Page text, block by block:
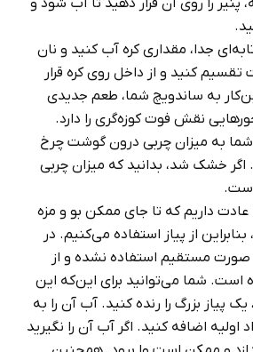
جدا، مقداری کره آب کنید و نان
کنید و از داخل روی کره قرار
به ساندویچ شما، طعم جدیدی
نقش فوت کوزه‌گری را دارد.
شما به میزان چربی درون گوشت چرخ
اگر خشک شد، بدانید که میزان چربی
عادت داریم که تا جای ممکن بو و مزه
از پیاز استفاده می‌کنیم. در
صورت مستقیم استفاده نشده و از
است. شما می‌توانید برای این‌که این
یک پیاز بزرگ را رنده کنید. آب آن را به
اولیه اضافه کنید. اگر آب آن را نگیرید